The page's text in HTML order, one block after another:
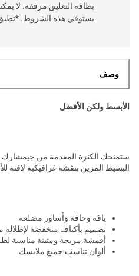
بطاقة التعليق مرفقة. لا
يستوفي هذه الشروط. *تطبق
وصف
الأبسط ولكن الأفضل
ستمنحك الكنزة المقدمة من جيمشارك
البسيط المزين بنقشة غرافيكية لافتة
ياقة وحافة وأساور مضلعة
تصميم بأكتاف منخفضة لإطلالة
أقمشة مريحة ومتينة مناسبة
ألوان تناسب جميع ملابسك